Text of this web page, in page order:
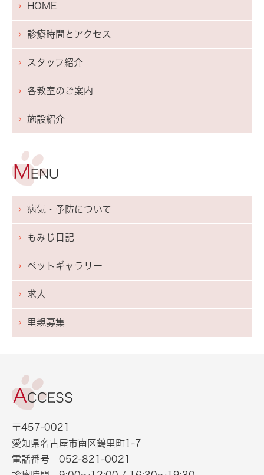
HOME
診療時間とアクセス
スタッフ紹介
各教室のご案内
施設紹介
病気・予防について
もみじ日記
ペットギャラリー
求人
里親募集
〒457-0021
愛知県名古屋市南区鶴里町1-7
電話番号 052-821-0021